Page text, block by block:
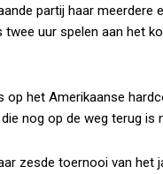
partij haar meerdere
uur spelen aan het
op het Amerikaanse
nog op de weg terug is
zesde toernooi van het